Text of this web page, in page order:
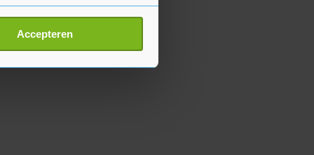
detailgedeelte
Accepteren